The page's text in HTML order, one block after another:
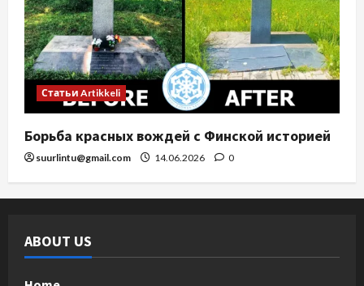
Статьи Artikkeli
Борьба красных вождей с Финской историей
suurlintu@gmail.com 14.06.2026 0
ABOUT US